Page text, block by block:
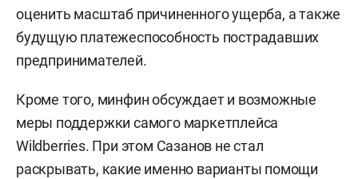
оценить масштаб причиненного ущерба, а также
будущую платежеспособность пострадавших
предпринимателей.
Кроме того, минфин обсуждает и возможные
меры поддержки самого маркетплейса
Wildberries. При этом Сазанов не стал
раскрывать, какие именно варианты помощи